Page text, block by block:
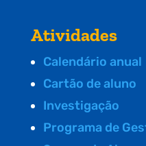
Atividades
Calendário anual
Cartão de aluno
Investigação
Programa de